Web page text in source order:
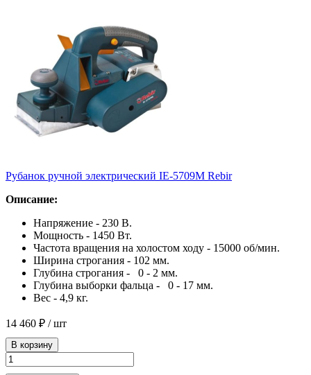
Рубанок ручной электрический IE-5709М Rebir
Описание:
Напряжение - 230 В.
Мощность - 1450 Вт.
Частота вращения на холостом ходу - 15000 об/мин.
Ширина строгания - 102 мм.
Глубина строгания - 0 - 2 мм.
Глубина выборки фальца - 0 - 17 мм.
Вес - 4,9 кг.
14 460 ₽ / шт
В корзину